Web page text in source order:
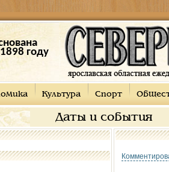
году
Культура Спорт
Даты и события